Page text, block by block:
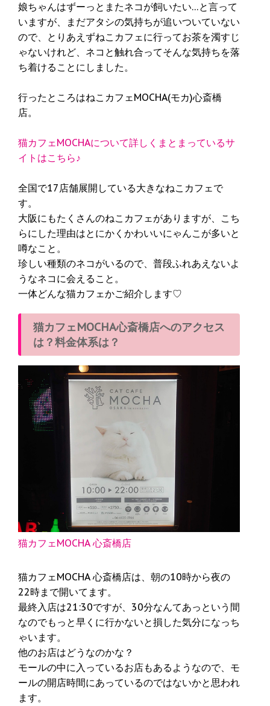
娘ちゃんはずーっとまたネコが飼いたい…と言って
いますが、まだアタシの気持ちが追いついていない
ので、とりあえずねこカフェに行ってお茶を濁すじ
ゃないけれど、ネコと触れ合ってそんな気持ちを落
ち着けることにしました。
行ったところはねこカフェMOCHA(モカ)心斎橋
店。
猫カフェMOCHAについて詳しくまとまっているサ
イトはこちら♪
全国で17店舗展開している大きなねこカフェで
す。
大阪にもたくさんのねこカフェがありますが、こち
らにした理由はとにかくかわいいにゃんこが多いと
噂なこと。
珍しい種類のネコがいるので、普段ふれあえないよ
うなネコに会えること。
一体どんな猫カフェかご紹介します♡
猫カフェMOCHA心斎橋店へのアクセス
は？料金体系は？
猫カフェMOCHA 心斎橋店
猫カフェMOCHA 心斎橋店は、朝の10時から夜の
22時まで開いてます。
最終入店は21:30ですが、30分なんてあっという間
なのでもっと早くに行かないと損した気分になっち
ゃいます。
他のお店はどうなのかな？
モールの中に入っているお店もあるようなので、モ
ールの開店時間にあっているのではないかと思われ
ます。